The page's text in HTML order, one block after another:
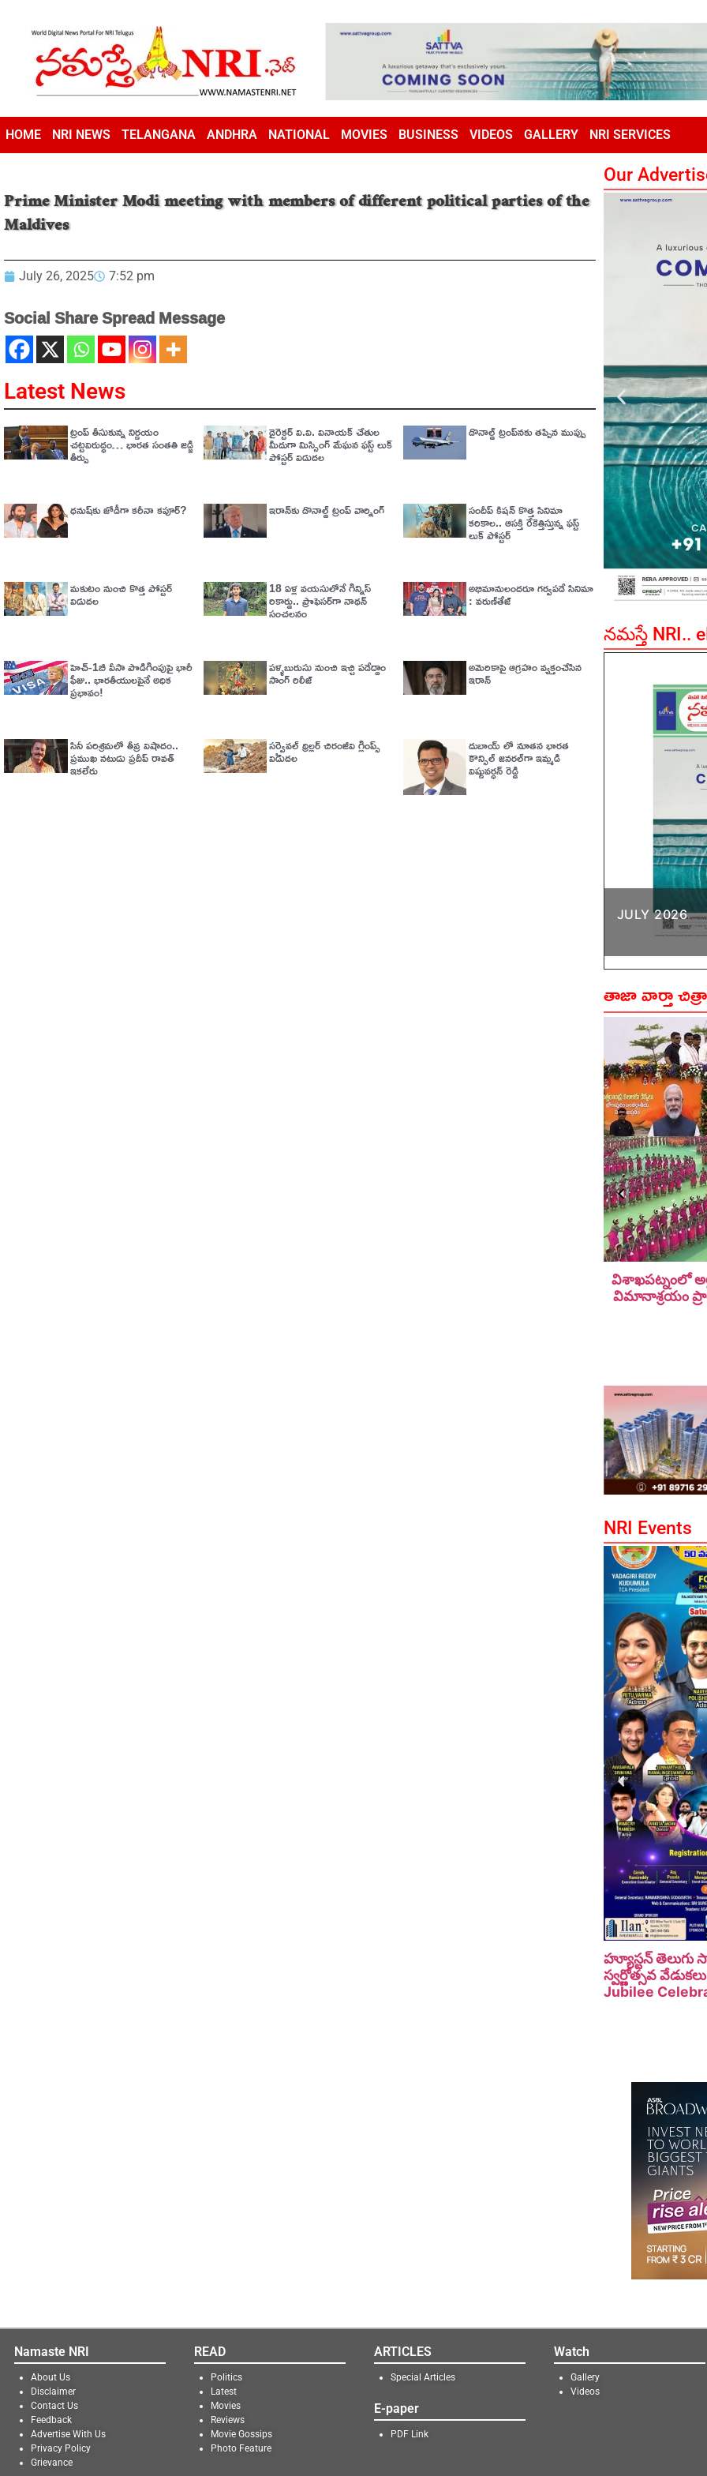
HOME NRI NEWS TELANGANA ANDHRA NATIONAL MOVIES BUSINESS VIDEOS GALLERY NRI SERVICES
Prime Minister Modi meeting with members of different political parties of the
Maldives
July 26, 2025 7:52 pm
Social Share Spread Message
Latest News
ట్రంప్‌ తీసుకున్న నిర్ణయం
చట్టవిరుద్ధం… భారత సంతతి జడ్జి
తీర్పు
డైరెక్టర్ వి.వి. వినాయక్ చేతుల
మీదుగా మిస్సింగ్ మేఘన ఫస్ట్ లుక్
పోస్టర్ విడుదల
డొనాల్డ్ ట్రంప్‌నకు తప్పిన ముప్పు
ధనుష్‌కు జోడీగా కరీనా కపూర్? ఇరాన్‌కు డొనాల్డ్ ట్రంప్ వార్నింగ్‌ సందీప్ కిషన్ కొత్త సినిమా
కరికాల.. ఆసక్తి రేకెత్తిస్తున్న ఫస్ట్
లుక్ పోస్టర్
మకుటం నుంచి కొత్త పోస్టర్
విడుదల
18 ఏళ్ల వయసులోనే గిన్నిస్
రికార్డు.. ప్రొఫెసర్‌గా నాథన్
సంచలనం
అభిమానులందరూ గర్వపడే సినిమా
: వరుణ్‌తేజ్‌
హెచ్‌-1బీ వీసా పొడిగింపుపై భారీ
ఫీజు.. భారతీయులపైనే అధిక
ప్రభావం!
పళ్ళబురుసు నుంచి ఇచ్చి పడేద్దాం
సాంగ్ రిలీజ్
అమెరికాపై ఆగ్ర‌హం వ్య‌క్తంచేసిన
ఇరాన్
సినీ పరిశ్రమలో తీవ్ర విషాదం..
ప్రముఖ నటుడు ప్రదీప్ రావత్
ఇకలేరు
సర్వైవల్‌ థ్రిల్లర్‌ చిరంజీవి గ్లింప్స్‌
విడుదల
దుబాయ్ లో నూతన భారత
కౌన్సిల్ జనరల్‌గా ఇమ్మడి
విష్ణువర్ధన్ రెడ్డి
Our
నమస్తే NRI..
JULY 2026
తాజా వార్తా
విశాఖపట్నంలో
విమానాశ్ర‌యం
NRI Events
హ్యూస్టన్
స్వర్ణోత్సవ
Jubilee
Namaste NRI
About Us
Disclaimer
Contact Us
Feedback
Advertise With Us
Privacy Policy
Grievance
READ
Politics
Latest
Movies
Reviews
Movie Gossips
Photo Feature
ARTICLES
Special Articles
E-paper
PDF Link
Watch
Gallery
Videos